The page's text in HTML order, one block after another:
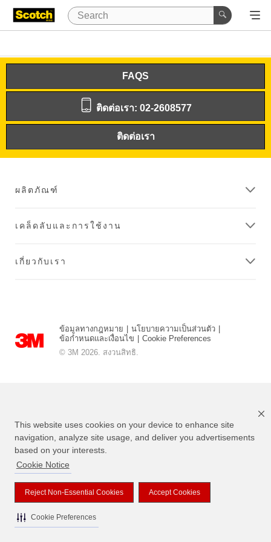
This website uses cookies on your device to enhance site
navigation, analyze site usage, and deliver you advertisements
based on your interests.
Cookie Notice
Reject Non-Essential Cookies Accept Cookies
Cookie Preferences
FAQS
ติดต่อเรา: 02-2608577
ติดต่อเรา
ผลิตภัณฑ์
เคล็ดลับและการใช้งาน
เกี่ยวกับเรา
ข้อมูลทางกฎหมาย | นโยบายความเป็นส่วนตัว |
ข้อกำหนดและเงื่อนไข | Cookie Preferences
© 3M 2026. สงวนสิทธิ.
แบรนด์ที่ระบุไว้ข้างต้นเป็นเครื่องหมายการค้าของ 3M